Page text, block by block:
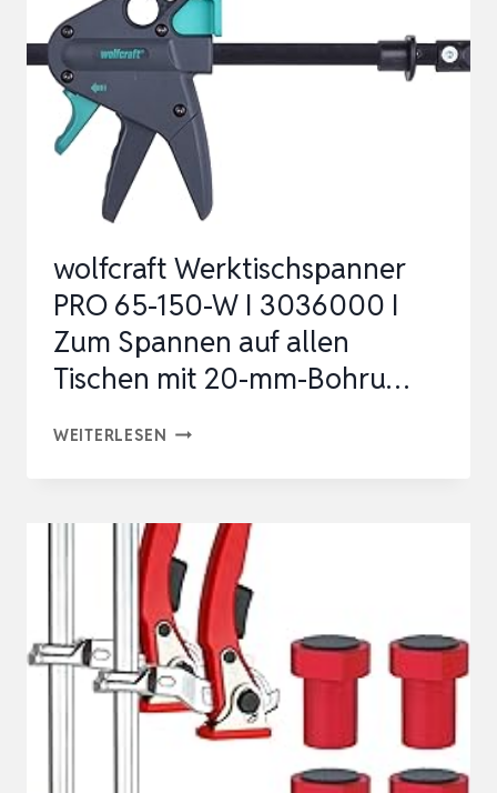
KLAPPBAR
MIT
SCHRAUBSTOCK,
10
KN
SPANNKRAFT,
SPANNWEITE,
25…
wolfcraft Werktischspanner
PRO 65-150-W I 3036000 I
Zum Spannen auf allen
Tischen mit 20-mm-Bohru…
WEITERLESEN WOLFCRAFT
65-
150-
W
I
3036000
I
ZUM